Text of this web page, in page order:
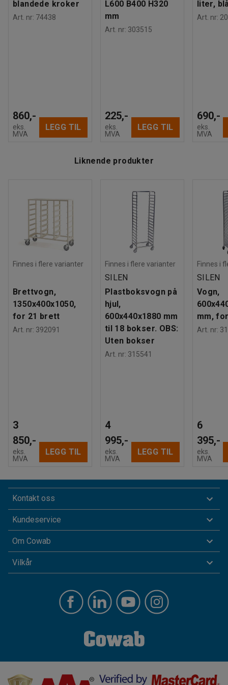
blandede kroker
Art. nr: 74438
860,-
eks.
MVA
LEGG TIL
L600 B400 H320
mm
Art. nr: 303515
225,-
eks.
MVA
LEGG TIL
liter,
Art. nr:
690,-
eks.
MVA
Liknende produkter
Finnes i flere varianter
Brettvogn,
1350x400x1050,
for 21 brett
Art. nr: 392091
3
850,-
eks.
MVA
LEGG TIL
Finnes i flere varianter
SILEN
Plastboksvogn på
hjul,
600x440x1880 mm
til 18 bokser. OBS:
Uten bokser
Art. nr: 315541
4
995,-
eks.
MVA
LEGG TIL
Finnes i
SILEN
Vogn,
mm,
Art. nr:
6
395,-
eks.
MVA
Kontakt oss
Kundeservice
Om Cowab
Vilkår